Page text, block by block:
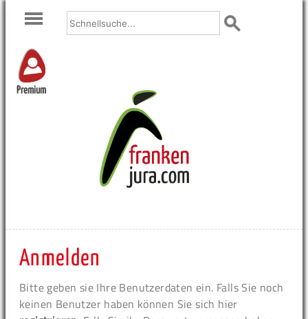
Premium
Anmelden
Bitte geben sie Ihre Benutzerdaten ein. Falls Sie noch
keinen Benutzer haben können Sie sich hier